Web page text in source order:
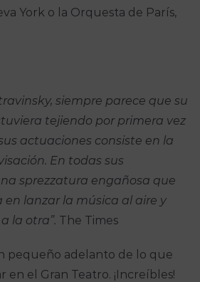
York o la Orquesta de París,
siempre parece que su
tejiendo por primera vez
actuaciones consiste en la
En todas sus
sprezzatura engañosa que
en lanzar la música al aire y
la otra”. The Times
pequeño adelanto de lo que
en el Gran Teatro. ¡Increíbles!